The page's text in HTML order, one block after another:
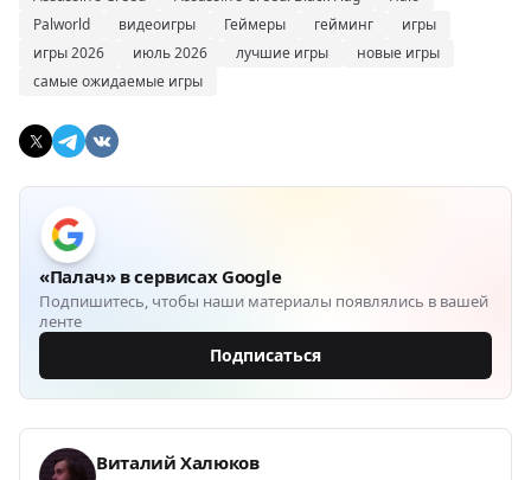
Palworld
видеоигры Геймеры гейминг
игры
игры 2026
июль 2026 лучшие игры
новые игры
самые ожидаемые игры
«Палач» в сервисах Google
Подпишитесь, чтобы наши материалы появлялись в вашей
ленте
Подписаться
Виталий Халюков